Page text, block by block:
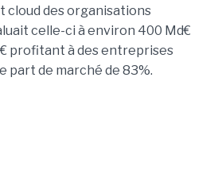
cloud des organisations
celle-ci à environ 400 Md€
profitant à des entreprises
part de marché de 83%.